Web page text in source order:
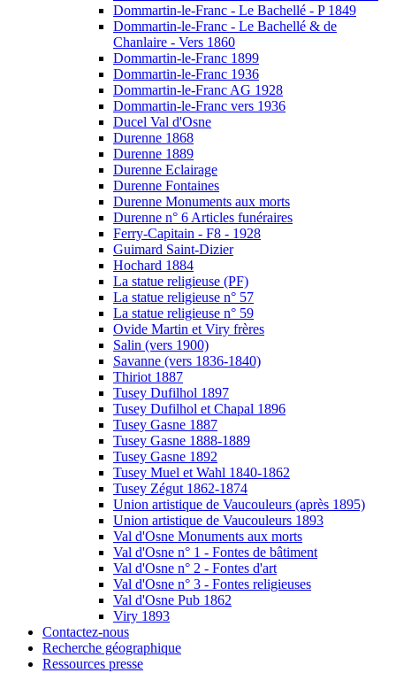
Dommartin-le-Franc - Le Bachellé - P 1849
Dommartin-le-Franc - Le Bachellé & de
Chanlaire - Vers 1860
Dommartin-le-Franc 1899
Dommartin-le-Franc 1936
Dommartin-le-Franc AG 1928
Dommartin-le-Franc vers 1936
Ducel Val d'Osne
Durenne 1868
Durenne 1889
Durenne Eclairage
Durenne Fontaines
Durenne Monuments aux morts
Durenne n° 6 Articles funéraires
Ferry-Capitain - F8 - 1928
Guimard Saint-Dizier
Hochard 1884
La statue religieuse (PF)
La statue religieuse n° 57
La statue religieuse n° 59
Ovide Martin et Viry frères
Salin (vers 1900)
Savanne (vers 1836-1840)
Thiriot 1887
Tusey Dufilhol 1897
Tusey Dufilhol et Chapal 1896
Tusey Gasne 1887
Tusey Gasne 1888-1889
Tusey Gasne 1892
Tusey Muel et Wahl 1840-1862
Tusey Zégut 1862-1874
Union artistique de Vaucouleurs (après 1895)
Union artistique de Vaucouleurs 1893
Val d'Osne Monuments aux morts
Val d'Osne n° 1 - Fontes de bâtiment
Val d'Osne n° 2 - Fontes d'art
Val d'Osne n° 3 - Fontes religieuses
Val d'Osne Pub 1862
Viry 1893
Contactez-nous
Recherche géographique
Ressources presse